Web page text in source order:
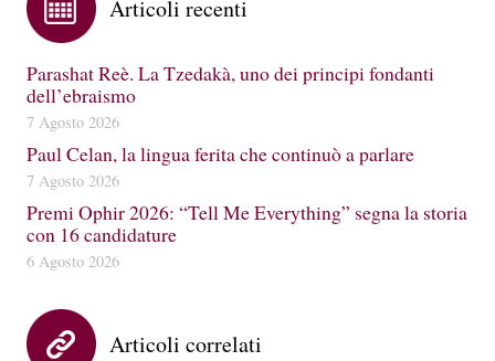
Articoli recenti
Parashat Reè. La Tzedakà, uno dei principi fondanti
dell’ebraismo
7 Agosto 2026
Paul Celan, la lingua ferita che continuò a parlare
7 Agosto 2026
Premi Ophir 2026: “Tell Me Everything” segna la storia
con 16 candidature
6 Agosto 2026
Articoli correlati